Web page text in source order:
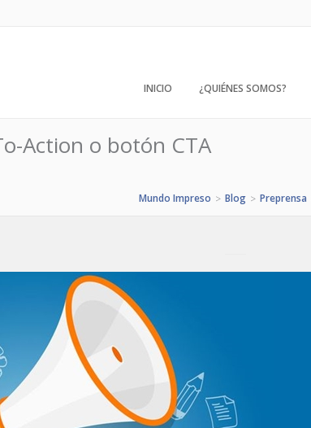
INICIO ¿QUIÉNES SOMOS?
Action o botón CTA
Mundo Impreso > Blog > Preprensa